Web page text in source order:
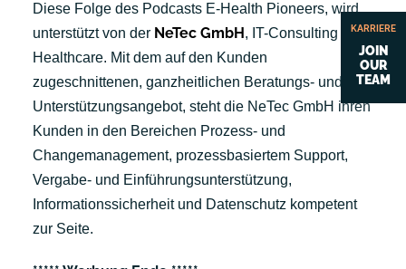
Diese Folge des Podcasts E-Health Pioneers, wird
unterstützt von der NeTec GmbH, IT-Consulting for
Healthcare. Mit dem auf den Kunden
zugeschnittenen, ganzheitlichen Beratungs- und
Unterstützungsangebot, steht die NeTec GmbH ihren
Kunden in den Bereichen Prozess- und
Changemanagement, prozessbasiertem Support,
Vergabe- und Einführungsunterstützung,
Informationssicherheit und Datenschutz kompetent
zur Seite.
KARRIERE
JOIN
OUR
TEAM